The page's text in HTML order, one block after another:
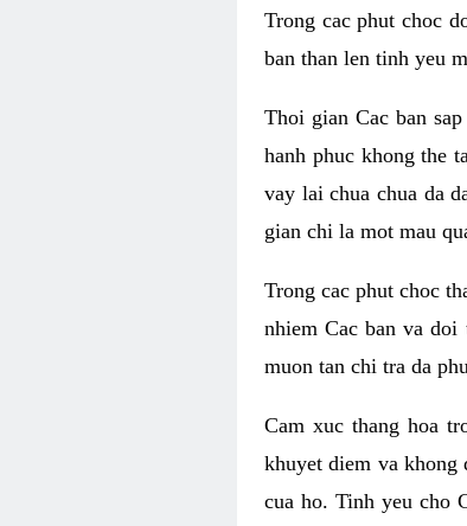
Trong cac phut choc
ban than len tinh yeu
Thoi gian Cac ban
hanh phuc khong the
vay lai chua chua da
gian chi la mot mau
Trong cac phut choc
nhiem Cac ban va
muon tan chi tra da
Cam xuc thang hoa
khuyet diem va khong
cua ho. Tinh yeu cho